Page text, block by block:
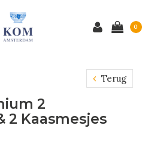
0
Terug
2
2 Kaasmesjes